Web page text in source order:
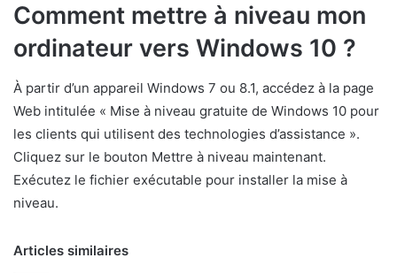
Comment mettre à niveau mon
ordinateur vers Windows 10 ?
À partir d’un appareil Windows 7 ou 8.1, accédez à la page
Web intitulée « Mise à niveau gratuite de Windows 10 pour
les clients qui utilisent des technologies d’assistance ».
Cliquez sur le bouton Mettre à niveau maintenant.
Exécutez le fichier exécutable pour installer la mise à
niveau.
Articles similaires